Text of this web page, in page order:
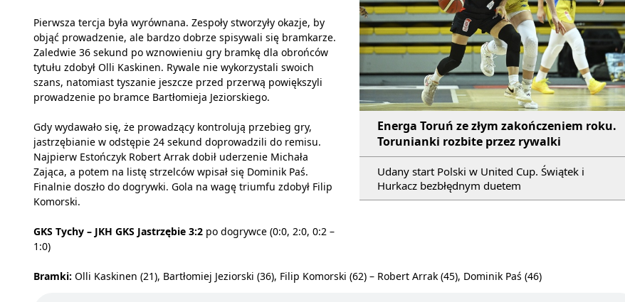
Energa Toruń ze złym zakończeniem roku.
Torunianki rozbite przez rywalki
Udany start Polski w United Cup. Świątek i
Hurkacz bezbłędnym duetem
Pierwsza tercja była wyrównana. Zespoły stworzyły okazje, by
objąć prowadzenie, ale bardzo dobrze spisywali się bramkarze.
Zaledwie 36 sekund po wznowieniu gry bramkę dla obrońców
tytułu zdobył Olli Kaskinen. Rywale nie wykorzystali swoich
szans, natomiast tyszanie jeszcze przed przerwą powiększyli
prowadzenie po bramce Bartłomieja Jeziorskiego.
Gdy wydawało się, że prowadzący kontrolują przebieg gry,
jastrzębianie w odstępie 24 sekund doprowadzili do remisu.
Najpierw Estończyk Robert Arrak dobił uderzenie Michała
Zająca, a potem na listę strzelców wpisał się Dominik Paś.
Finalnie doszło do dogrywki. Gola na wagę triumfu zdobył Filip
Komorski.
GKS Tychy – JKH GKS Jastrzębie 3:2 po dogrywce (0:0, 2:0, 0:2 –
1:0)
Bramki: Olli Kaskinen (21), Bartłomiej Jeziorski (36), Filip Komorski (62) – Robert Arrak (45), Dominik Paś (46)